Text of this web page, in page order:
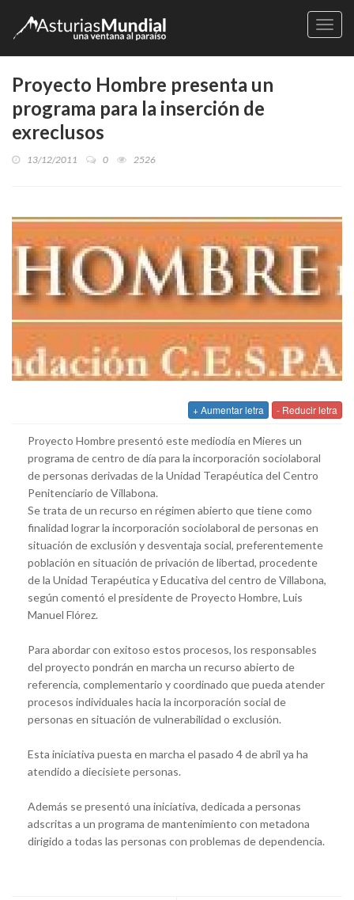
Proyecto Hombre presenta un
programa para la inserción de
exreclusos
13/12/2011 0 2526
+ Aumentar letra - Reducir letra
Proyecto Hombre presentó este mediodía en Mieres un
programa de centro de día para la incorporación sociolaboral
de personas derivadas de la Unidad Terapéutica del Centro
Penitenciario de Villabona.
Se trata de un recurso en régimen abierto que tiene como
finalidad lograr la incorporación sociolaboral de personas en
situación de exclusión y desventaja social, preferentemente
población en situación de privación de libertad, procedente
de la Unidad Terapéutica y Educativa del centro de Villabona,
según comentó el presidente de Proyecto Hombre, Luis
Manuel Flórez.
Para abordar con exitoso estos procesos, los responsables
del proyecto pondrán en marcha un recurso abierto de
referencia, complementario y coordinado que pueda atender
procesos individuales hacia la incorporación social de
personas en situación de vulnerabilidad o exclusión.
Esta iniciativa puesta en marcha el pasado 4 de abril ya ha
atendido a diecisiete personas.
Además se presentó una iniciativa, dedicada a personas
adscritas a un programa de mantenimiento con metadona
dirigido a todas las personas con problemas de dependencia.